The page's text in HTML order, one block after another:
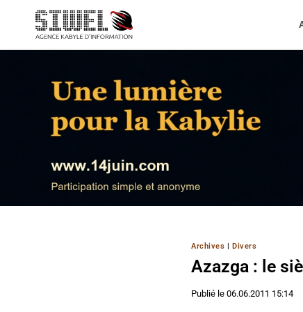
contenu
Archives |Divers
Azazga : le
Publié le 06.06.2011 15:14